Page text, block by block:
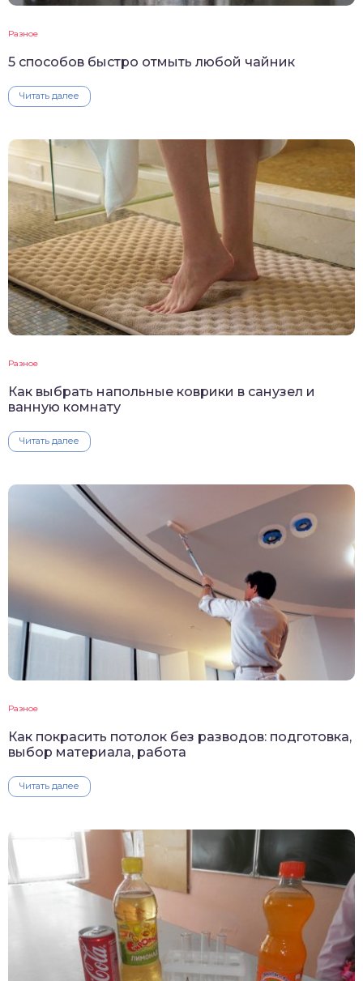
Разное
5 способов быстро отмыть любой чайник
Читать далее
Разное
Как выбрать напольные коврики в санузел и
ванную комнату
Читать далее
Разное
Как покрасить потолок без разводов: подготовка,
выбор материала, работа
Читать далее